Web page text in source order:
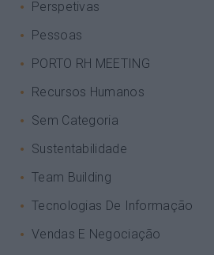
Perspetivas
Pessoas
PORTO RH MEETING
Recursos Humanos
Sem Categoria
Sustentabilidade
Team Building
Tecnologias De Informação
Vendas E Negociação